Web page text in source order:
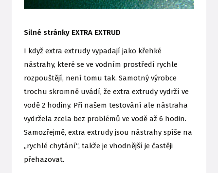
Silné stránky EXTRA EXTRUD
I když extra extrudy vypadají jako křehké
nástrahy, které se ve vodním prostředí rychle
rozpouštějí, není tomu tak. Samotný výrobce
trochu skromně uvádí, že extra extrudy vydrží ve
vodě 2 hodiny. Při našem testování ale nástraha
vydržela zcela bez problémů ve vodě až 6 hodin.
Samozřejmě, extra extrudy jsou nástrahy spíše na
„rychlé chytání“, takže je vhodnější je častěji
přehazovat.